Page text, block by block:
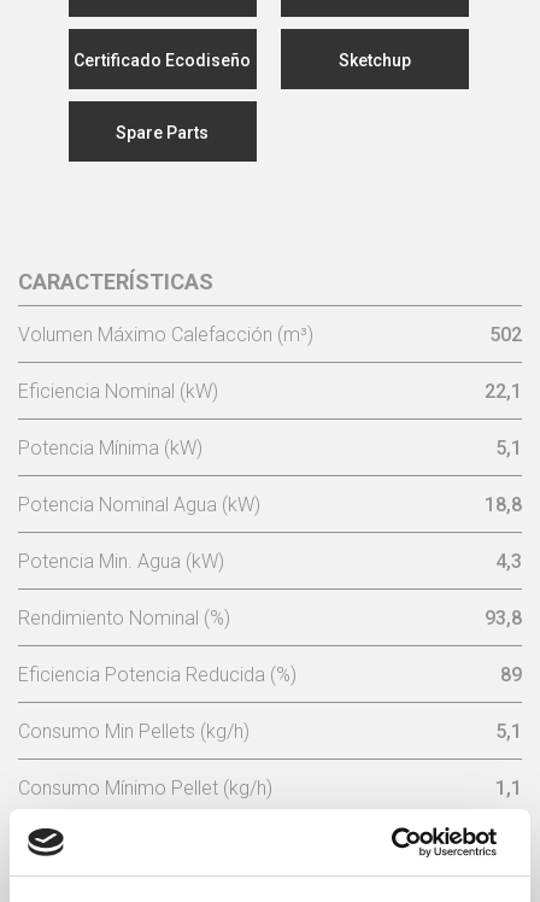
Certificado Ecodiseño Sketchup
Spare Parts
CARACTERÍSTICAS
Volumen Máximo Calefacción (m³) 502
Eficiencia Nominal (kW) 22,1
Potencia Mínima (kW) 5,1
Potencia Nominal Agua (kW) 18,8
Potencia Min. Agua (kW) 4,3
Rendimiento Nominal (%) 93,8
Eficiencia Potencia Reducida (%) 89
Consumo Min Pellets (kg/h) 5,1
Consumo Mínimo Pellet (kg/h) 1,1
Capacidad Tolva De Pellets (Kg)